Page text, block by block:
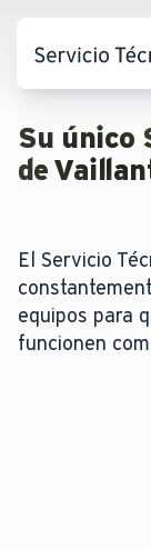
Su único
de
El Servicio
equipos para
funcionen